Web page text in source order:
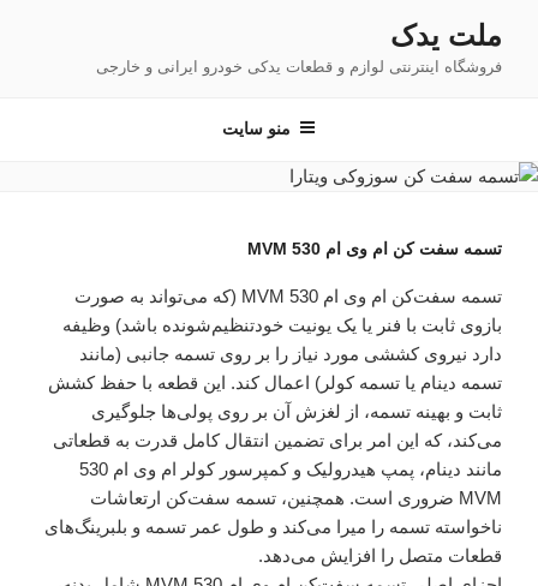
محتوا
ملت یدک
فروشگاه اینترنتی لوازم و قطعات یدکی خودرو ایرانی و خارجی
منو سایت
تسمه سفت کن ام وی ام 530 MVM
تسمه سفت‌کن ام وی ام 530 MVM (که می‌تواند به صورت
بازوی ثابت با فنر یا یک یونیت خودتنظیم‌شونده باشد) وظیفه
دارد نیروی کششی مورد نیاز را بر روی تسمه جانبی (مانند
تسمه دینام یا تسمه کولر) اعمال کند. این قطعه با حفظ کشش
ثابت و بهینه تسمه، از لغزش آن بر روی پولی‌ها جلوگیری
می‌کند، که این امر برای تضمین انتقال کامل قدرت به قطعاتی
مانند دینام، پمپ هیدرولیک و کمپرسور کولر ام وی ام 530
MVM ضروری است. همچنین، تسمه سفت‌کن ارتعاشات
ناخواسته تسمه را میرا می‌کند و طول عمر تسمه و بلبرینگ‌های
قطعات متصل را افزایش می‌دهد.